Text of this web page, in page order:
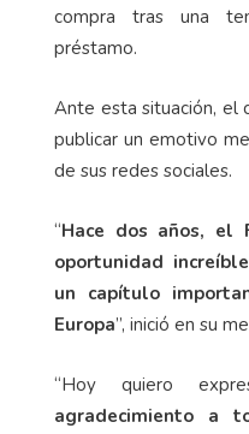
compra tras una
préstamo.
Ante esta situación, el
publicar un emotivo
de sus redes sociales.
“Hace dos años, el
oportunidad
un capítulo
Europa”, inició en su
“Hoy quiero
agradecimiento a